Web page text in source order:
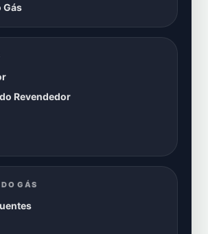
Gás
Revendedor
DO GÁS